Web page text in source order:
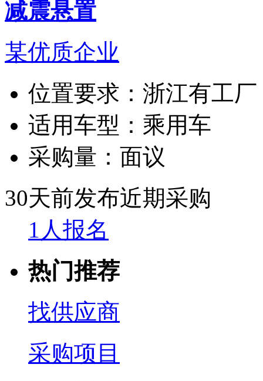
减震悬置
某优质企业
位置要求： 浙江有工厂
适用车型： 乘用车
采购量： 面议
30天前发布近期采购
1人报名
热门推荐
找供应商
采购项目